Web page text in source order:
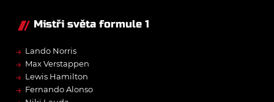
Mistři světa formule 1
→ Lando Norris
→ Max Verstappen
→ Lewis Hamilton
→ Fernando Alonso